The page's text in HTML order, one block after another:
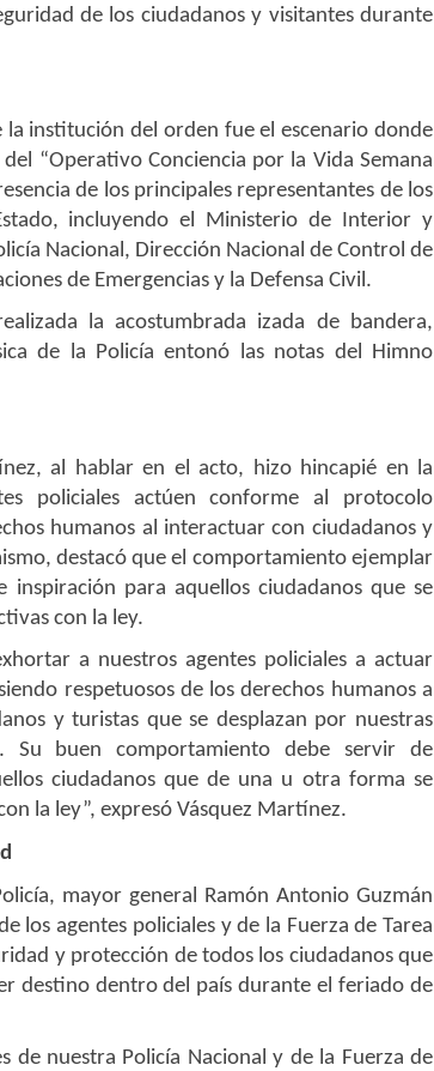
de los ciudadanos y visitantes durante
institución del orden fue el escenario donde
“Operativo Conciencia por la Vida Semana
de los principales representantes de los
incluyendo el Ministerio de Interior y
Nacional, Dirección Nacional de Control de
de Emergencias y la Defensa Civil.
la acostumbrada izada de bandera,
de la Policía entonó las notas del Himno
al hablar en el acto, hizo hincapié en la
policiales actúen conforme al protocolo
humanos al interactuar con ciudadanos y
destacó que el comportamiento ejemplar
inspiración para aquellos ciudadanos que se
con la ley.
a nuestros agentes policiales a actuar
respetuosos de los derechos humanos a
y turistas que se desplazan por nuestras
Su buen comportamiento debe servir de
ciudadanos que de una u otra forma se
la ley”, expresó Vásquez Martínez.
mayor general Ramón Antonio Guzmán
los agentes policiales y de la Fuerza de Tarea
y protección de todos los ciudadanos que
destino dentro del país durante el feriado de
de nuestra Policía Nacional y de la Fuerza de